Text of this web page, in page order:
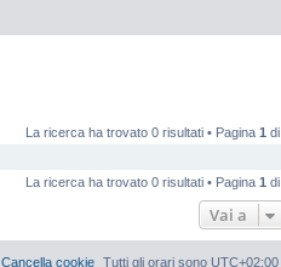
La ricerca ha trovato 0 risultati • Pagina 1 di
La ricerca ha trovato 0 risultati • Pagina 1 di
Vai a
Tutti gli orari sono UTC+02:00
Cancella cookie